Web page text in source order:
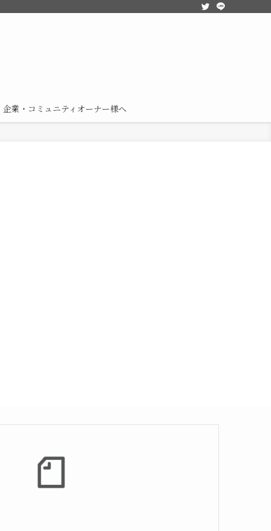
企業・コミュニティオーナー様へ